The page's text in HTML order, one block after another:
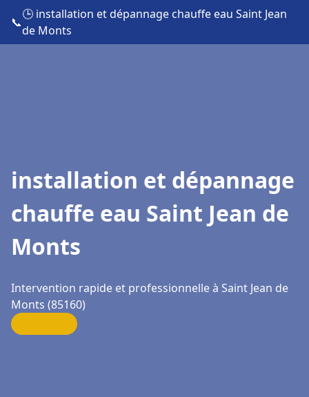
📞
🕒 installation et dépannage chauffe eau Saint Jean
de Monts
installation et dépannage
chauffe eau Saint Jean de
Monts
Intervention rapide et professionnelle à Saint Jean de
Monts (85160)